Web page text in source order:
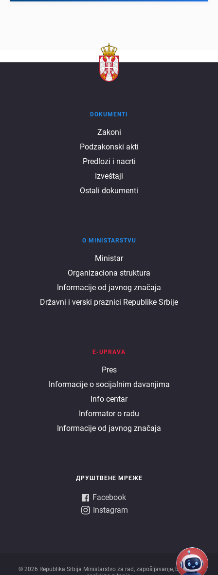
DOKUMENTI
Zakoni
Podzakonski akti
Predlozi i nacrti
Izveštaji
Ostali dokumenti
ministarstvu
O MINISTARSTVU
Ministar
Organizaciona struktura
Informacije od javnog značaja
Državni i verski praznici Republike Srbije
E-UPRAVA
Pres
Informacije o socijalnim davanjima
Info centar
Informator o radu
Informacije od javnog značaja
ДРУШТВЕНЕ МРЕЖЕ
Facebook
Instagram
© 2026 Republika Srbija Ministarstvo za rad, zapošljavanje, boračka i